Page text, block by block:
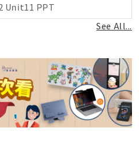
Unit11 PPT
See All...